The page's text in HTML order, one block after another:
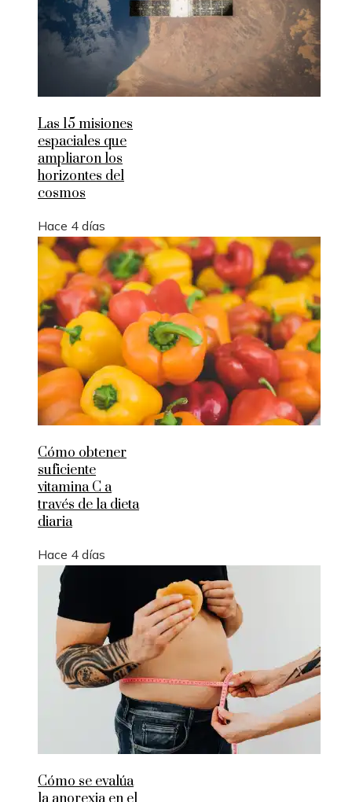
Las 15 misiones
espaciales que
ampliaron los
horizontes del
cosmos
Hace 4 días
Cómo obtener
suficiente
vitamina C a
través de la dieta
diaria
Hace 4 días
Cómo se evalúa